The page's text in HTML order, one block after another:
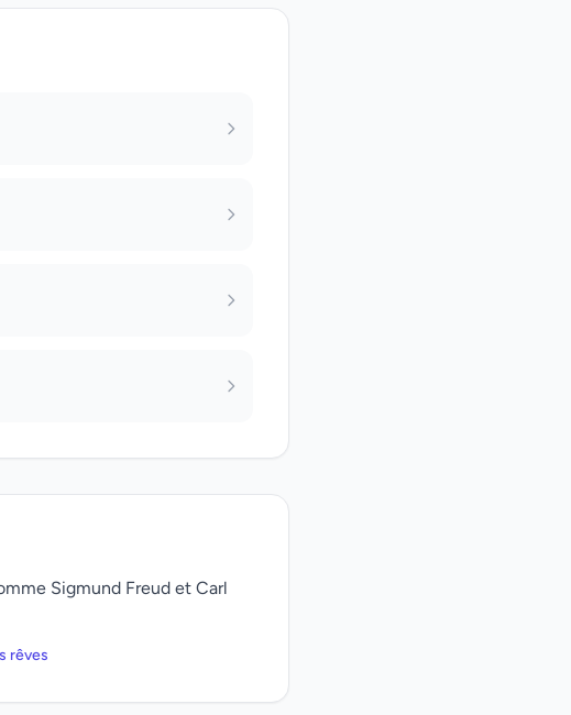
Sigmund Freud et Carl
rêves